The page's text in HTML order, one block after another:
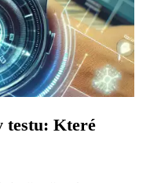
testu: Které